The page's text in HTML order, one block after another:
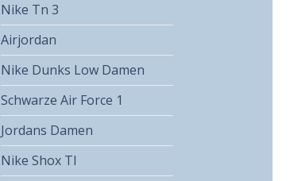
Nike Tn 3
Airjordan
Nike Dunks Low Damen
Schwarze Air Force 1
Jordans Damen
Nike Shox Tl